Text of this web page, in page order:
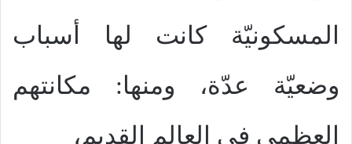
المسكونيّة كانت لها أسباب
وضعيّة عدّة، ومنها: مكانتهم
العظمى في العالم القديم،